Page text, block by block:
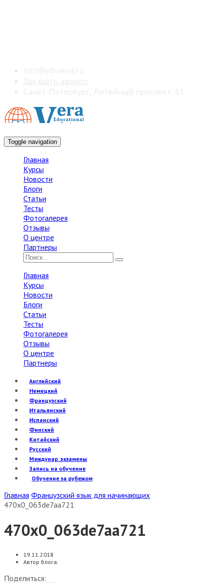
Toggle navigation
Главная
Курсы
Новости
Блоги
Статьи
Тесты
Фотогалерея
Отзывы
О центре
Партнеры
Главная
Курсы
Новости
Блоги
Статьи
Тесты
Фотогалерея
Отзывы
О центре
Партнеры
Английский
Немецкий
Французский
Итальянский
Испанский
Финский
Китайский
Русский
Междунар. экзамены
Запись на обучение
Обучение за рубежом
Главная Французский язык для начинающих
470x0_063de7aa721
470x0_063de7aa721
19.11.2018
Автор блога:
Поделиться: